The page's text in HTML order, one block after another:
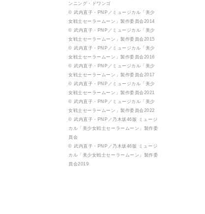
ンニング・ドワンゴ
© 武内直子・PNP／ミュージカル「美少
女戦士セーラームーン」製作委員会2014
© 武内直子・PNP／ミュージカル「美少
女戦士セーラームーン」製作委員会2015
© 武内直子・PNP／ミュージカル「美少
女戦士セーラームーン」製作委員会2016
© 武内直子・PNP／ミュージカル「美少
女戦士セーラームーン」製作委員会2017
© 武内直子・PNP／ミュージカル「美少
女戦士セーラームーン」製作委員会2021
© 武内直子・PNP／ミュージカル「美少
女戦士セーラームーン」製作委員会2022
© 武内直子・PNP／乃木坂46版 ミュージ
カル「美少女戦士セーラームーン」製作委
員会
© 武内直子・PNP／乃木坂46版 ミュージ
カル「美少女戦士セーラームーン」製作委
員会2019